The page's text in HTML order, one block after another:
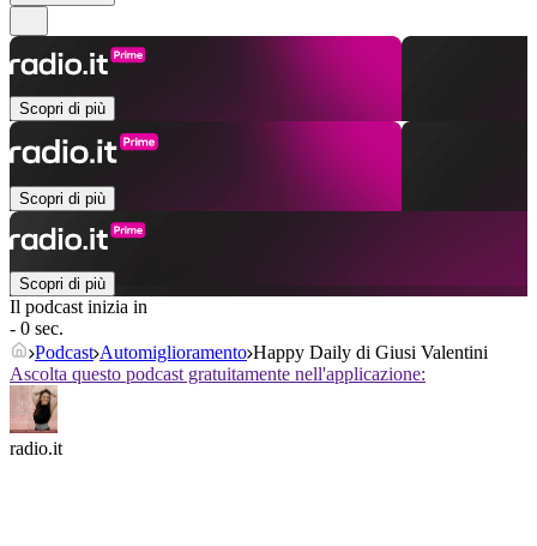
Scopri di più
Scopri di più
Scopri di più
Il podcast inizia in
- 0 sec.
Podcast Automiglioramento Happy Daily di Giusi Valentini
Ascolta questo podcast gratuitamente nell'applicazione:
radio.it